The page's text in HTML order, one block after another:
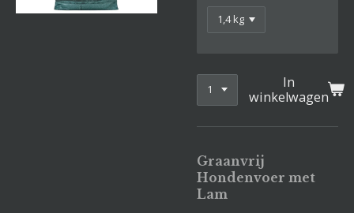
In
winkelwagen
Graanvrij
Hondenvoer met
Lam